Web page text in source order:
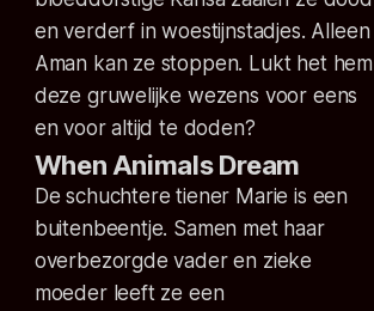
en verderf in woestijnstadjes. Alleen
Aman kan ze stoppen. Lukt het hem
deze gruwelijke wezens voor eens
en voor altijd te doden?
When Animals Dream
De schuchtere tiener Marie is een
buitenbeentje. Samen met haar
overbezorgde vader en zieke
moeder leeft ze een